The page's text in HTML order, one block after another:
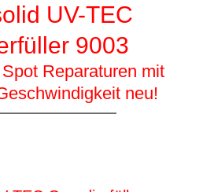
UV-TEC
9003
Reparaturen mit
neu!